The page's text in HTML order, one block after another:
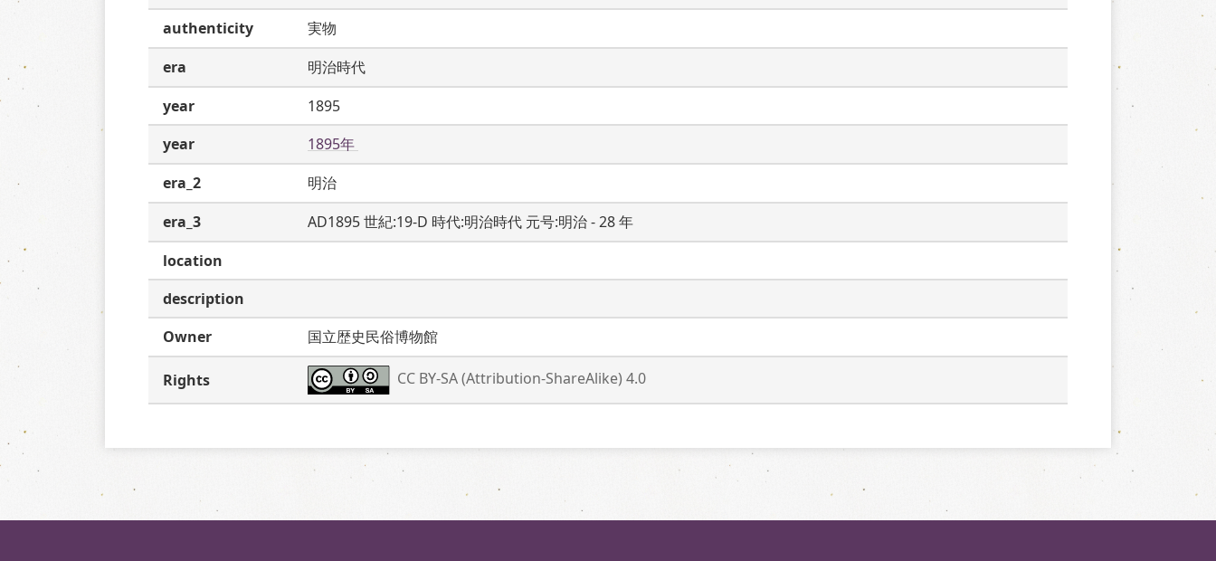
authenticity
実物
era
明治時代
year
1895
year
1895年
era_2
明治
era_3
AD1895 世紀:19-D 時代:明治時代 元号:明治 - 28 年
location
description
Owner
国立歴史民俗博物館
Rights CC BY-SA (Attribution-ShareAlike) 4.0